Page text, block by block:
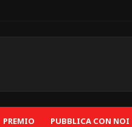
PREMIO PUBBLICA CON NOI